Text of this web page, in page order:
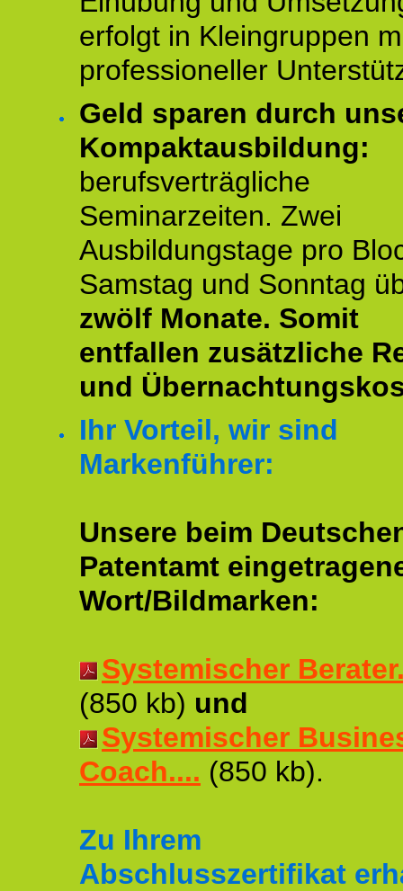
erfolgt in Kleingruppen
professioneller
Geld sparen durch
Kompaktausbildung:
berufsverträgliche
Seminarzeiten. Zwei
Ausbildungstage pro
Samstag und Sonntag
zwölf Monate. Somit
entfallen zusätzliche
und
Ihr Vorteil, wir sind
Markenführer:
Unsere beim
Patentamt
Wort/Bildmarken:
Systemischer
(850 kb) und
Systemischer
Coach.... (850 kb).
Zu Ihrem
Abschlusszertifikat